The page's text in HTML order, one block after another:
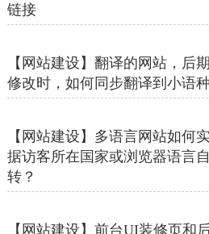
链接
【网站建设】翻译的网站，后
修改时，如何同步翻译到小语
【网站建设】多语言网站如何
据访客所在国家或浏览器语言
转？
【网站建设】前台UI装修页和